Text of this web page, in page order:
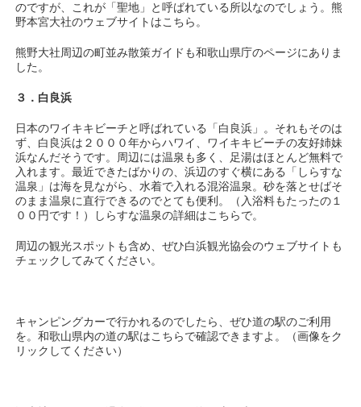
のですが、これが「聖地」と呼ばれている所以なのでしょう。熊
野本宮大社のウェブサイトはこちら。
熊野大社周辺の町並み散策ガイドも和歌山県庁のページにありま
した。
３．白良浜
日本のワイキキビーチと呼ばれている「白良浜」。それもそのは
ず、白良浜は２０００年からハワイ、ワイキキビーチの友好姉妹
浜なんだそうです。周辺には温泉も多く、足湯はほとんど無料で
入れます。最近できたばかりの、浜辺のすぐ横にある「しらすな
温泉」は海を見ながら、水着で入れる混浴温泉。砂を落とせばそ
のまま温泉に直行できるのでとても便利。（入浴料もたったの１
００円です！）しらすな温泉の詳細はこちらで。
周辺の観光スポットも含め、ぜひ白浜観光協会のウェブサイトも
チェックしてみてください。
キャンピングカーで行かれるのでしたら、ぜひ道の駅のご利用
を。和歌山県内の道の駅はこちらで確認できますよ。（画像をク
リックしてください）